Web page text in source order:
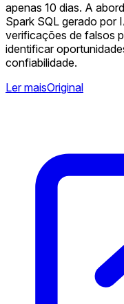
apenas 10 dias. A
Spark SQL gerado por
verificações de falsos
identificar
confiabilidade.
Ler maisOriginal